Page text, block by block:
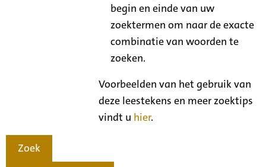
begin en einde van uw
zoektermen om naar de exacte
combinatie van woorden te
zoeken.
Voorbeelden van het gebruik van
deze leestekens en meer zoektips
vindt u hier.
Zoek